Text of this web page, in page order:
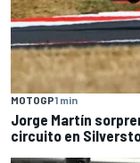
MOTOGP1 min
Jorge Martín
circuito en